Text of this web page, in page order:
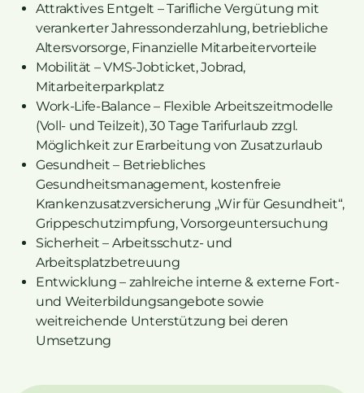
Attraktives Entgelt – Tarifliche Vergütung mit
verankerter Jahressonderzahlung, betriebliche
Altersvorsorge, Finanzielle Mitarbeitervorteile
Mobilität – VMS-Jobticket, Jobrad,
Mitarbeiterparkplatz
Work-Life-Balance – Flexible Arbeitszeitmodelle
(Voll- und Teilzeit), 30 Tage Tarifurlaub zzgl.
Möglichkeit zur Erarbeitung von Zusatzurlaub
Gesundheit – Betriebliches
Gesundheitsmanagement, kostenfreie
Krankenzusatzversicherung „Wir für Gesundheit“,
Grippeschutzimpfung, Vorsorgeuntersuchung
Sicherheit – Arbeitsschutz- und
Arbeitsplatzbetreuung
Entwicklung – zahlreiche interne & externe Fort-
und Weiterbildungsangebote sowie
weitreichende Unterstützung bei deren
Umsetzung